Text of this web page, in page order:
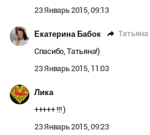
23 Январь 2015, 09:13
Екатерина Бабок Татьяна
Спасибо, Татьяна!)
23 Январь 2015, 11:03
Лика
+++++ !!! )
23 Январь 2015, 09:23